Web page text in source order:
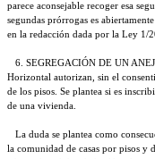
parece aconsejable recoger esa
segundas prórrogas es
en la redacción dada por la Ley 1/
6. SEGREGACIÓN DE UN
Horizontal autorizan, sin el
de los pisos. Se plantea si es
de una vivienda.
La duda se plantea como
la comunidad de casas por pisos y